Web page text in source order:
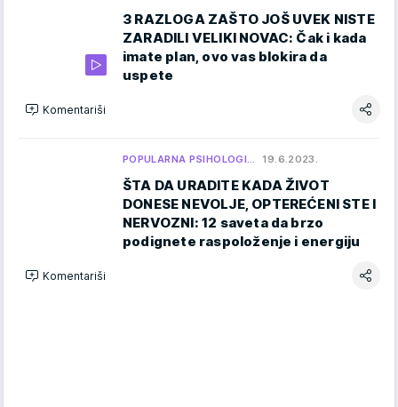
3 RAZLOGA ZAŠTO JOŠ UVEK NISTE
ZARADILI VELIKI NOVAC: Čak i kada
imate plan, ovo vas blokira da
uspete
Komentariši
POPULARNA PSIHOLOGI… 19.6.2023.
ŠTA DA URADITE KADA ŽIVOT
DONESE NEVOLJE, OPTEREĆENI STE I
NERVOZNI: 12 saveta da brzo
podignete raspoloženje i energiju
Komentariši